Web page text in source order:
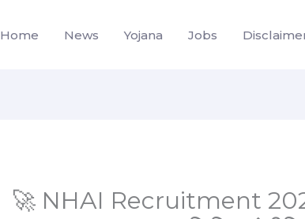
Home News Yojana Jobs
🚀 NHAI Recruitment 2026: